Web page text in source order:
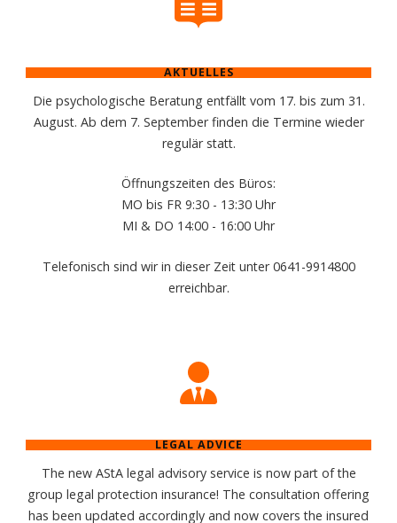
AKTUELLES
Die psychologische Beratung entfällt vom 17. bis zum 31.
August. Ab dem 7. September finden die Termine wieder
regulär statt.
Öffnungszeiten des Büros:
MO bis FR 9:30 - 13:30 Uhr
MI & DO 14:00 - 16:00 Uhr
Telefonisch sind wir in dieser Zeit unter 0641-9914800
erreichbar.
LEGAL ADVICE
The new AStA legal advisory service is now part of the
group legal protection insurance! The consultation offering
has been updated accordingly and now covers the insured